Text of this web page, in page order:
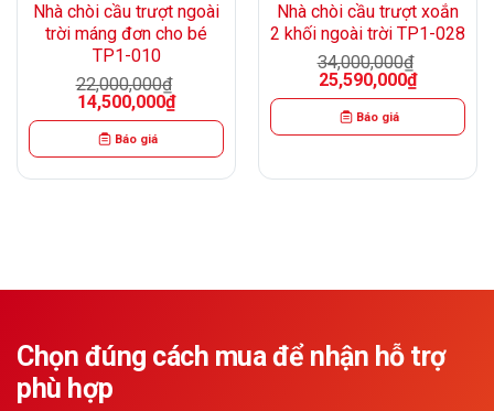
Nhà chòi cầu trượt ngoài
trời máng đơn cho bé
TP1-010
22,000,000₫
Giá
gốc
22,000,000₫.
14,500,000₫Giá
hiện
14,500,000₫.
Báo giá
Nhà chòi cầu trượt xoắn
2 khối ngoài trời TP1-028
34,000,000₫
Giá
gốc
34,000,000₫.
25,590,000₫Giá
hiện
Báo giá
Chọn đúng cách mua để nhận hỗ trợ
phù hợp